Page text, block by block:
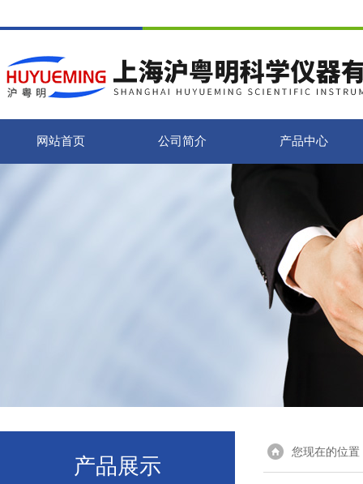
网站首页 公司简介 产品中心
产品展示
您现在的位置